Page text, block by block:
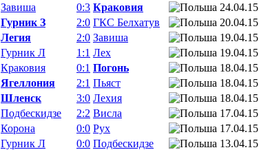
Завиша
0:3 Краковия
24.04.15
Гурник З
2:0 ГКС Белхатув
20.04.15
Легия
2:0 Завиша
19.04.15
Гурник Л
1:1 Лех
19.04.15
Краковия
0:1 Погонь
18.04.15
Ягеллония
2:1 Пьяст
18.04.15
Шленск
3:0 Лехия
18.04.15
Подбескидзе
2:2 Висла
17.04.15
Корона
0:0 Рух
17.04.15
Гурник Л
0:0 Подбескидзе
13.04.15